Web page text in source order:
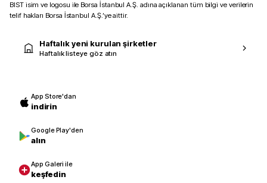
BIST isim ve logosu ile Borsa İstanbul A.Ş. adına açıklanan tüm bilgi ve verilerin
telif hakları Borsa İstanbul A.Ş.’ye aittir.
Haftalık yeni kurulan şirketler
Haftalık listeye göz atın
App Store'dan
indirin
Google Play'den
alın
App Galeri ile
keşfedin